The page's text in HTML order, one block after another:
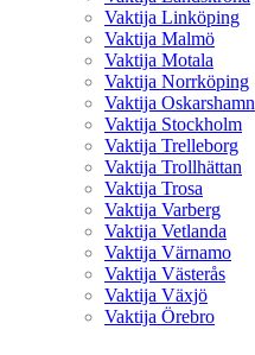
Vaktija Linköping
Vaktija Malmö
Vaktija Motala
Vaktija Norrköping
Vaktija Oskarshamn
Vaktija Stockholm
Vaktija Trelleborg
Vaktija Trollhättan
Vaktija Trosa
Vaktija Varberg
Vaktija Vetlanda
Vaktija Värnamo
Vaktija Västerås
Vaktija Växjö
Vaktija Örebro